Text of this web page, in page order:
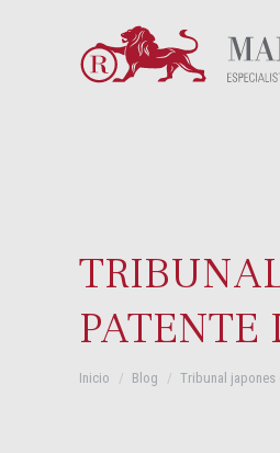
PATENTE
Estás aquí:
Inicio Blog Tribunal japones